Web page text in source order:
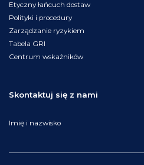
Etyczny łańcuch dostaw
Polityki i procedury
Zarządzanie ryzykiem
Tabela GRI
Centrum wskaźników
Skontaktuj się z nami
Imię i nazwisko